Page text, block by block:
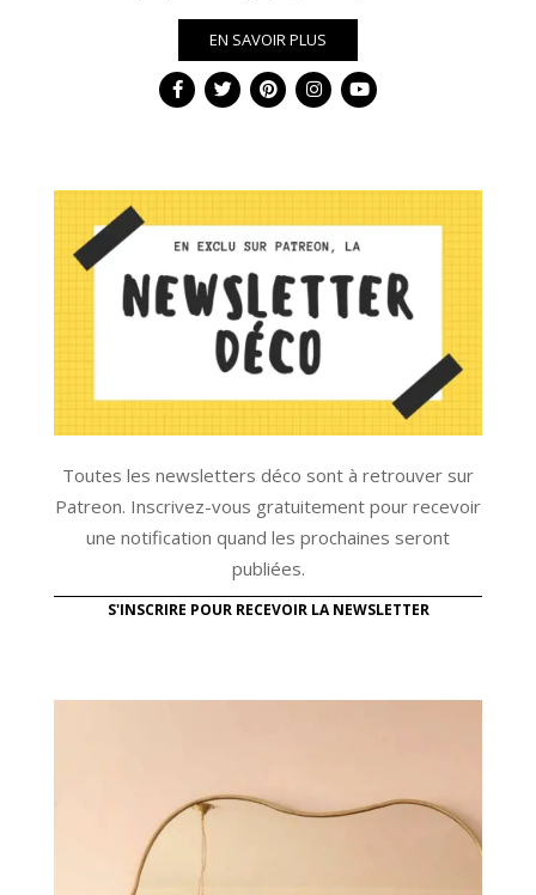
EN SAVOIR PLUS
Toutes les newsletters déco sont à retrouver sur
Patreon. Inscrivez-vous gratuitement pour recevoir
une notification quand les prochaines seront
publiées.
S'INSCRIRE POUR RECEVOIR LA NEWSLETTER